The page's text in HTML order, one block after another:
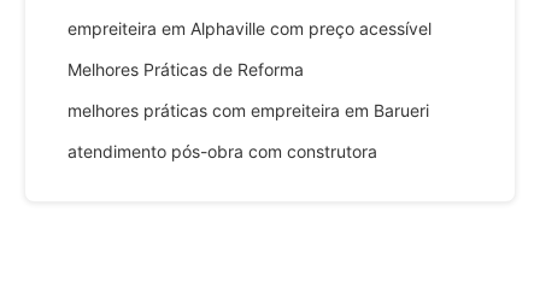
empreiteira em Alphaville com preço acessível
Melhores Práticas de Reforma
melhores práticas com empreiteira em Barueri
atendimento pós-obra com construtora